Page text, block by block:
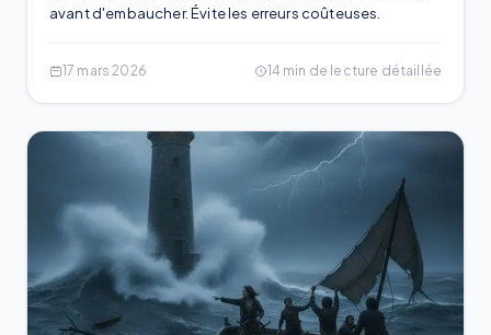
avant d'embaucher. Évite les erreurs coûteuses.
17 mars 2026 14 min de lecture détaillée